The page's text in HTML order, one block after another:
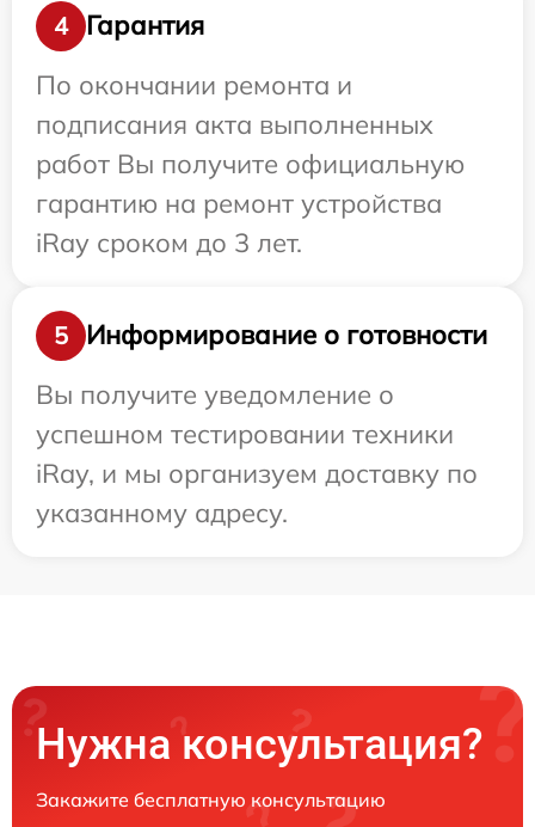
4
Гарантия
По окончании ремонта и
подписания акта выполненных
работ Вы получите официальную
гарантию на ремонт устройства
iRay сроком до 3 лет.
5
Информирование о готовности
Вы получите уведомление о
успешном тестировании техники
iRay, и мы организуем доставку по
указанному адресу.
Нужна консультация?
Закажите бесплатную консультацию